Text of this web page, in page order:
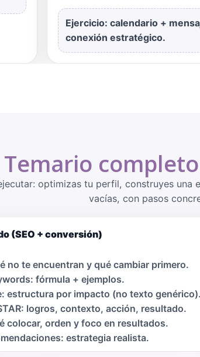
Ejercicio: calendario +
conexión estratégico.
Temario
optimizas tu perfil, construyes una
vacías, con pasos
(SEO + conversión)
no te encuentran y qué cambiar primero.
fórmula + ejemplos.
estructura por impacto (no texto genérico).
logros, contexto, acción, resultado.
colocar, orden y foco en resultados.
estrategia realista.